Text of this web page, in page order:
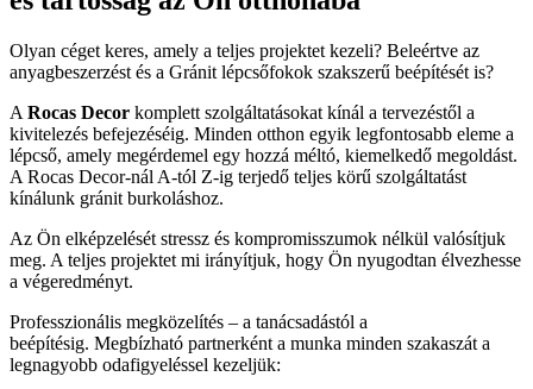
Olyan céget keres, amely a teljes projektet kezeli? Beleértve az
anyagbeszerzést és a Gránit lépcsőfokok szakszerű beépítését is?
A Rocas Decor komplett szolgáltatásokat kínál a tervezéstől a
kivitelezés befejezéséig. Minden otthon egyik legfontosabb eleme a
lépcső, amely megérdemel egy hozzá méltó, kiemelkedő megoldást.
A Rocas Decor-nál A-tól Z-ig terjedő teljes körű szolgáltatást
kínálunk gránit burkoláshoz.
Az Ön elképzelését stressz és kompromisszumok nélkül valósítjuk
meg. A teljes projektet mi irányítjuk, hogy Ön nyugodtan élvezhesse
a végeredményt.
Professzionális megközelítés – a tanácsadástól a
beépítésig. Megbízható partnerként a munka minden szakaszát a
legnagyobb odafigyeléssel kezeljük: